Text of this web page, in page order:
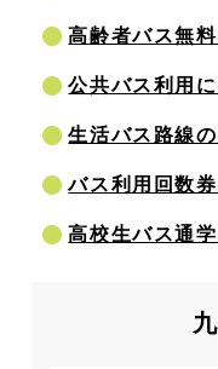
高齢者バス無
公共バス利用
生活バス路線
バス利用回数
高校生バス通